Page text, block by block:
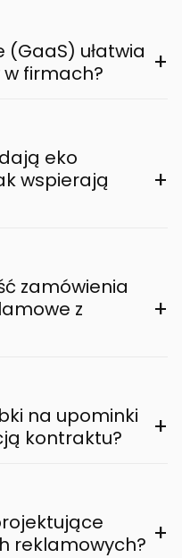
(GaaS) ułatwia
firmach?
+
eko
wspierają
+
zamówienia
z
+
na upominki
kontraktu?
+
reklamowych? +